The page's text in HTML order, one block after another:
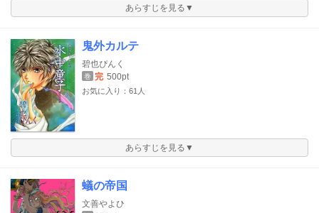
あらすじを見る▼
鬼外カルテ
碧也ぴんく
巻 完 500pt
お気に入り：61人
あらすじを見る▼
蟻の帝国
文善やよひ